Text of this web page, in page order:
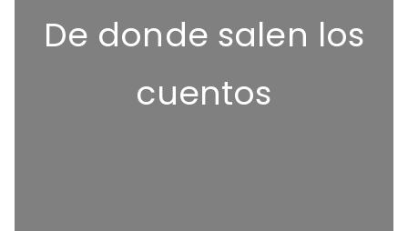
De donde salen los
cuentos